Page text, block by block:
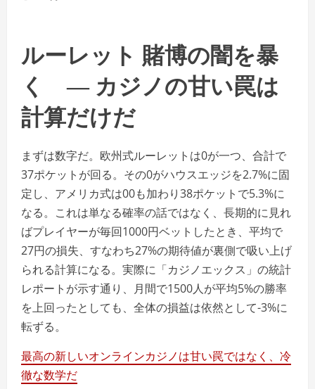
ルーレット 賭博の闇を暴
く ― カジノの甘い罠は
計算だけだ
まずは数字だ。欧州式ルーレットは0が一つ、合計で
37ポケットが回る。その0がハウスエッジを2.7%に固
定し、アメリカ式は00も加わり38ポケットで5.3%に
なる。これは単なる確率の話ではなく、長期的に見れ
ばプレイヤーが毎回1000円ベットしたとき、平均で
27円の損失、すなわち27%の期待値が裏側で吸い上げ
られる計算になる。実際に「カジノエックス」の統計
レポートが示す通り、月間で1500人が平均5%の勝率
を上回ったとしても、全体の損益は依然として-3%に
転ずる。
最高の新しいオンラインカジノは甘い罠ではなく、冷
徹な数学だ